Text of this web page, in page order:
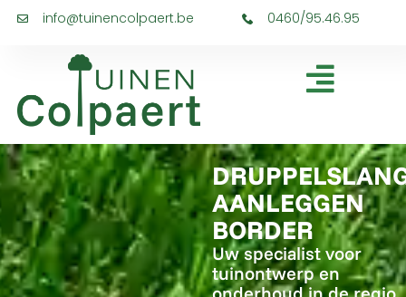
info@tuinencolpaert.be 0460/95.46.95
AANLEGGEN
BORDER
Uw specialist voor
tuinontwerp en